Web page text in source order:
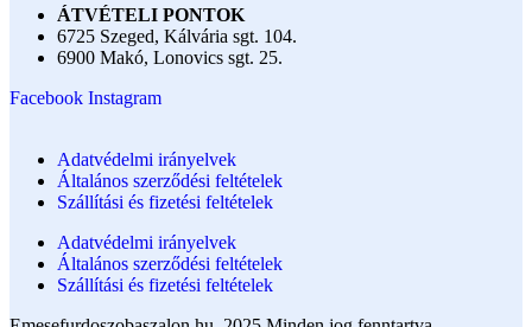
ÁTVÉTELI PONTOK
6725 Szeged, Kálvária sgt. 104.​
6900 Makó, Lonovics sgt. 25.
Facebook Instagram
Adatvédelmi irányelvek
Általános szerződési feltételek
Szállítási és fizetési feltételek
Adatvédelmi irányelvek
Általános szerződési feltételek
Szállítási és fizetési feltételek